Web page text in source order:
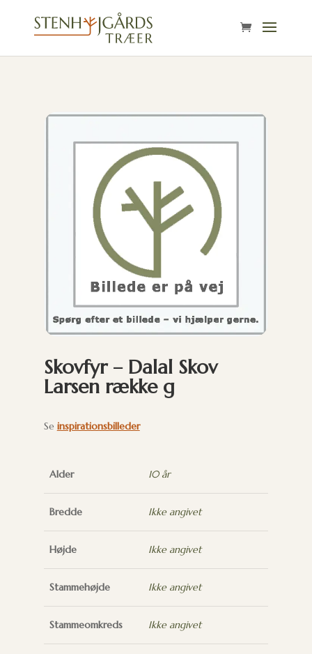
Skovfyr – Dalal Skov
Larsen række g
Se inspirationsbilleder
Alder 10 år
Bredde Ikke angivet
Højde Ikke angivet
Stammehøjde Ikke angivet
Stammeomkreds Ikke angivet